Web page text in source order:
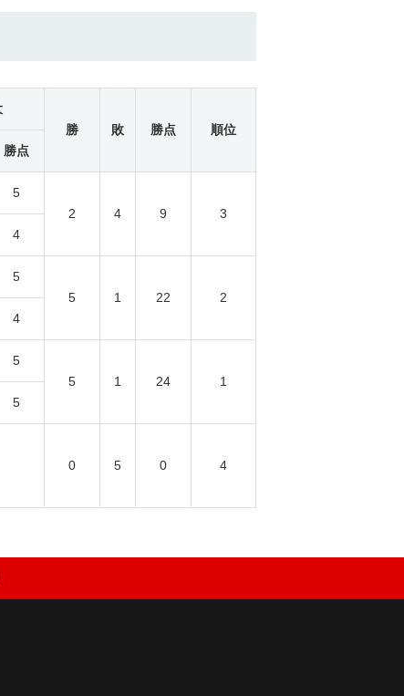
勝
敗 勝点
順位
勝点
5
2
4 9
3
4
5
5
1 22
2
4
5
5
1 24
1
5
0 5 0
4